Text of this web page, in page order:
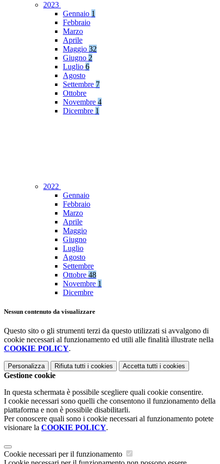
2023
Gennaio 1
Febbraio
Marzo
Aprile
Maggio 32
Giugno 2
Luglio 6
Agosto
Settembre 7
Ottobre
Novembre 4
Dicembre 1
2022
Gennaio
Febbraio
Marzo
Aprile
Maggio
Giugno
Luglio
Agosto
Settembre
Ottobre 48
Novembre 1
Dicembre
Nessun contenuto da visualizzare
Questo sito o gli strumenti terzi da questo utilizzati si avvalgono di
cookie necessari al funzionamento ed utili alle finalità illustrate nella
COOKIE POLICY.
Personalizza Rifiuta tutti i cookies Accetta tutti i cookies
Gestione cookie
In questa schermata è possibile scegliere quali cookie consentire.
I cookie necessari sono quelli che consentono il funzionamento della
piattaforma e non è possibile disabilitarli.
Per conoscere quali sono i cookie necessari al funzionamento potete
visionare la COOKIE POLICY.
Cookie necessari per il funzionamento